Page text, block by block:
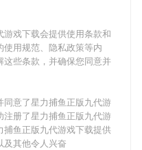
游戏下载会提供使用条款和
用规范、隐私政策等内
些条款，并确保您同意并
同意了星力捕鱼正版九代游
册了星力捕鱼正版九代游
捕鱼正版九代游戏下载提供
及其他令人兴奋